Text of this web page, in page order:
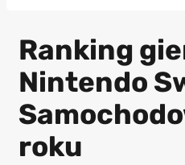
Ranking
Nintendo
roku